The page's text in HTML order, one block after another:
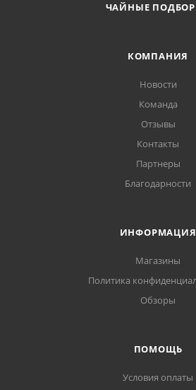
ЧАЙНЫЕ
КОМПАНИЯ
Новости
Команда
Отзывы
Контакты
Партнеры
Благодарности
ИНФОРМАЦИЯ
Магазины
Политика
Обзоры
ПОМОЩЬ
Условия оплаты